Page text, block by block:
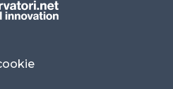
Cookie Center